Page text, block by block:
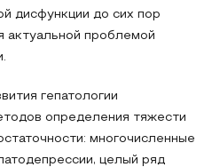
дисфункции до сих пор
актуальной проблемой
гепатологии
определения тяжести
многочисленные
целый ряд